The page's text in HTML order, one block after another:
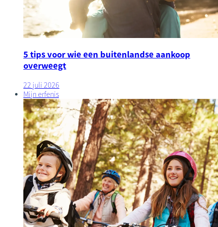
5 tips voor wie een buitenlandse aankoop
overweegt
22 juli 2026
Mijn erfenis